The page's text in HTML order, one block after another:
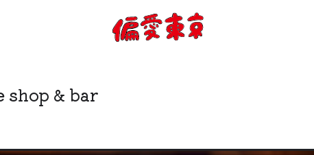
shop & bar